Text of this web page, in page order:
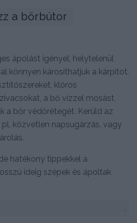
a bőrbútor
ápolást igényel, helytelenül
könnyen károsíthatjuk a kárpitot.
klóros
a bő vízzel mosást,
a bőr védőrétegét. Kerüld az
közvetlen napsugárzás, vagy
hatékony tippekkel a
ideig szépek és ápoltak
.